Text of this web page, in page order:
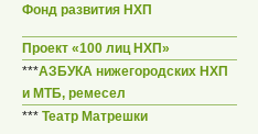
Фонд развития НХП
Проект «100 лиц НХП»
***АЗБУКА нижегородских НХП
и МТБ, ремесел
*** Театр Матрешки